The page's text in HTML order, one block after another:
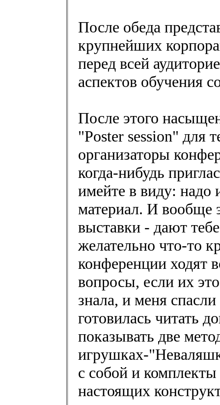
После обеда
крупнейших
перед всей
аспектов обучения
После этого
"Poster session" для
организаторы
когда-нибудь
имейте в виду: надо
материал. И вообще
выставки - дают
желательно что-то
конференции ходят
вопросы, если их
знала, и меня
готовилась читать
показывать две
игрушках-
с собой и
настоящих